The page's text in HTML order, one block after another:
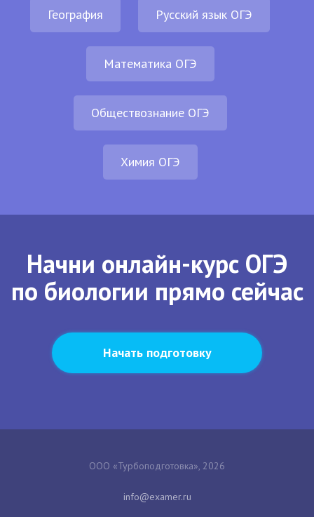
География Русский язык ОГЭ
Математика ОГЭ
Обществознание ОГЭ
Химия ОГЭ
Начни онлайн-курс ОГЭ
по биологии прямо сейчас
Начать подготовку
ООО «Турбоподготовка», 2026